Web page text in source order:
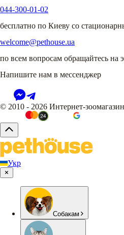
044-300-01-02
бесплатно по Киеву со
welcome@pethouse.ua
по всем вопросам обращайтесь на
Напишите нам в мессенджер
© 2010 - 2026 Интернет-
Укр
Собакам